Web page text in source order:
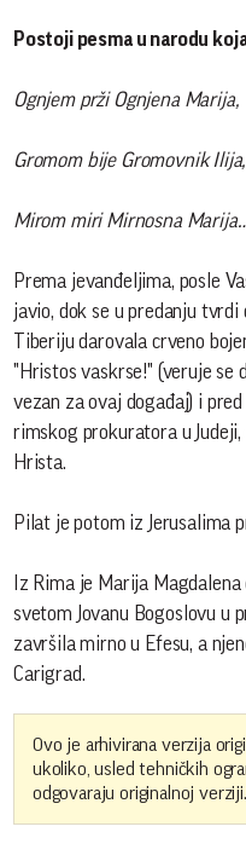
Postoji pesma u narodu
Ognjem prži Ognjena Marija,
Gromom bije Gromovnik Ilija,
Mirom miri Mirnosna
Prema jevanđeljima, posle
javio, dok se u predanju
Tiberiju darovala crveno
"Hristos vaskrse!" (veruje se
vezan za ovaj događaj) i
rimskog prokuratora u
Hrista.
Pilat je potom iz Jerusalima
Iz Rima je Marija
svetom Jovanu Bogoslovu u
završila mirno u Efesu, a
Carigrad.
Ovo je arhivirana verzija
ukoliko, usled tehničkih
odgovaraju originalnoj verziji.